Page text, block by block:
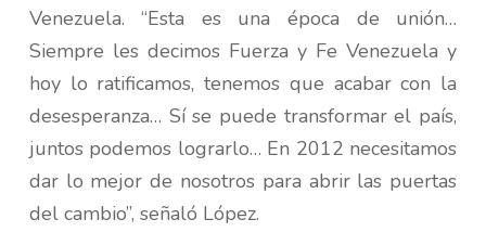
Venezuela. “Esta es una época de unión…
Siempre les decimos Fuerza y Fe Venezuela y
hoy lo ratificamos, tenemos que acabar con la
desesperanza… Sí se puede transformar el país,
juntos podemos lograrlo… En 2012 necesitamos
dar lo mejor de nosotros para abrir las puertas
del cambio”, señaló López.